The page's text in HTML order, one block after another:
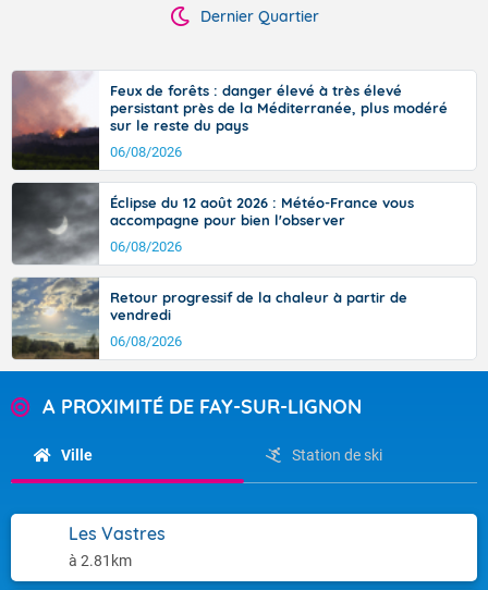
Dernier Quartier
Feux de forêts : danger élevé à très élevé
persistant près de la Méditerranée, plus modéré
sur le reste du pays
06/08/2026
Éclipse du 12 août 2026 : Météo-France vous
accompagne pour bien l'observer
06/08/2026
Retour progressif de la chaleur à partir de
vendredi
06/08/2026
A PROXIMITÉ DE FAY-SUR-LIGNON
Ville Station de ski
Les Vastres
à 2.81km